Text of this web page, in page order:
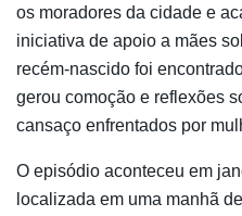
os moradores da cidade e
iniciativa de apoio a mães
recém-nascido foi
gerou comoção e reflexões
cansaço enfrentados por
O episódio aconteceu em
localizada em uma manhã